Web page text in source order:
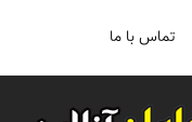
تماس با ما